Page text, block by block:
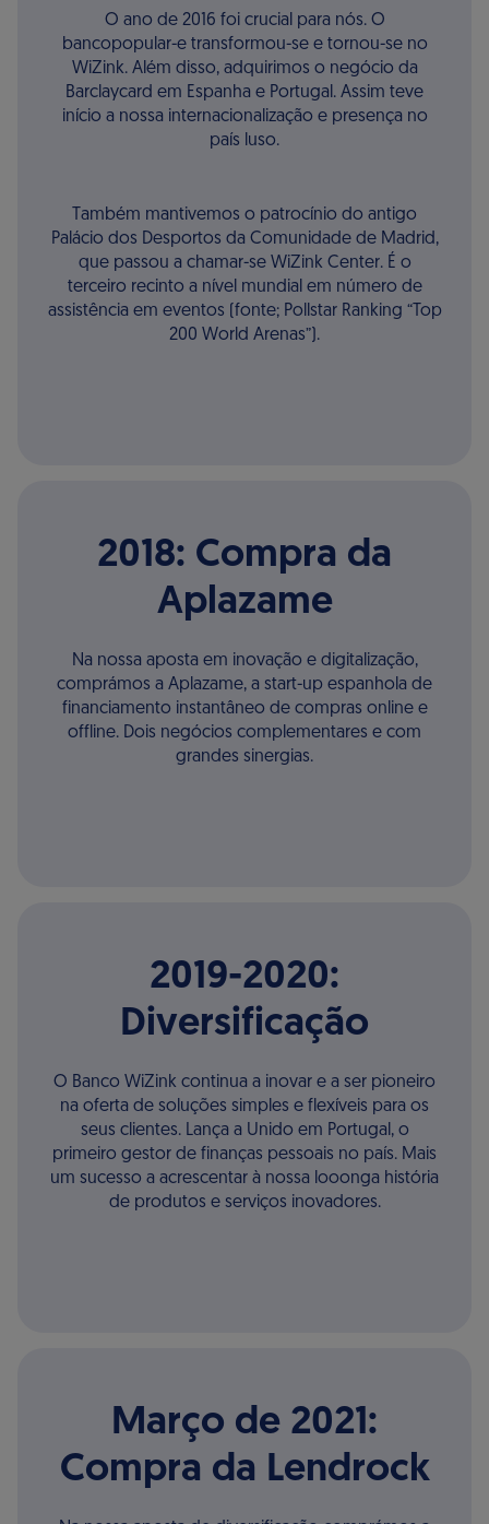
O ano de 2016 foi crucial para nós. O
bancopopular-e transformou-se e tornou-se no
WiZink. Além disso, adquirimos o negócio da
Barclaycard em Espanha e Portugal. Assim teve
início a nossa internacionalização e presença no
país luso.
Também mantivemos o patrocínio do antigo
Palácio dos Desportos da Comunidade de Madrid,
que passou a chamar-se WiZink Center. É o
terceiro recinto a nível mundial em número de
assistência em eventos (fonte; Pollstar Ranking “Top
200 World Arenas”).
2018: Compra da
Aplazame
Na nossa aposta em inovação e digitalização,
comprámos a Aplazame, a start-up espanhola de
financiamento instantâneo de compras online e
offline. Dois negócios complementares e com
grandes sinergias.
2019-2020:
Diversificação
O Banco WiZink continua a inovar e a ser pioneiro
na oferta de soluções simples e flexíveis para os
seus clientes. Lança a Unido em Portugal, o
primeiro gestor de finanças pessoais no país. Mais
um sucesso a acrescentar à nossa looonga história
de produtos e serviços inovadores.
Março de 2021:
Compra da Lendrock